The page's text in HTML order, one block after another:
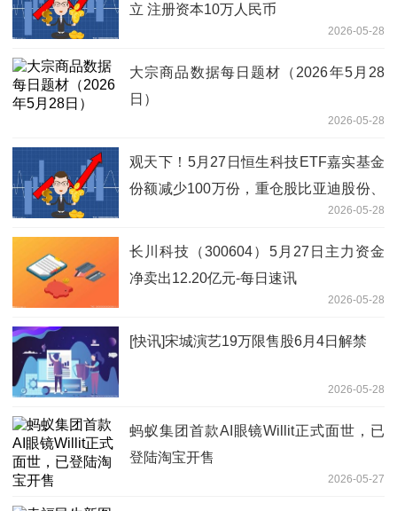
立 注册资本10万人民币
2026-05-28
大宗商品数据每日题材（2026年5月28
日）​
2026-05-28
观天下！5月27日恒生科技ETF嘉实基金
份额减少100万份，重仓股比亚迪股份、
2026-05-28
长川科技（300604）5月27日主力资金
净卖出12.20亿元-每日速讯
2026-05-28
[快讯]宋城演艺19万限售股6月4日解禁
2026-05-28
蚂蚁集团首款AI眼镜Willit正式面世，已
登陆淘宝开售
2026-05-27